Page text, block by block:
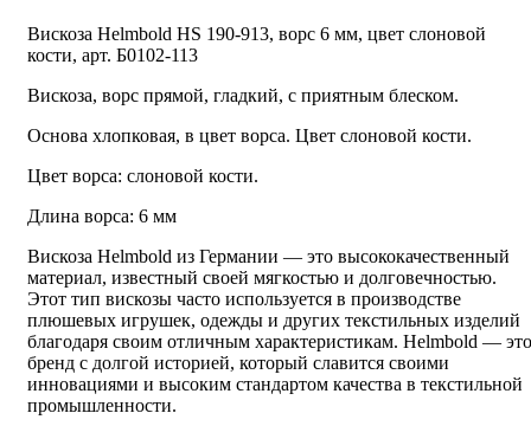
Вискоза Helmbold HS 190-913, ворс 6 мм, цвет слоновой
кости, арт. Б0102-113
Вискоза, ворс прямой, гладкий, с приятным блеском.
Основа хлопковая, в цвет ворса. Цвет слоновой кости.
Цвет ворса: слоновой кости.
Длина ворса: 6 мм
Вискоза Helmbold из Германии — это высококачественный
материал, известный своей мягкостью и долговечностью.
Этот тип вискозы часто используется в производстве
плюшевых игрушек, одежды и других текстильных изделий
благодаря своим отличным характеристикам. Helmbold — это
бренд с долгой историей, который славится своими
инновациями и высоким стандартом качества в текстильной
промышленности.